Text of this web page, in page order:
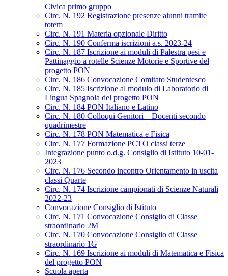
Civica primo gruppo
Circ. N. 192 Registrazione presenze alunni tramite
totem
Circ. N. 191 Materia opzionale Diritto
Circ. N. 190 Conferma iscrizioni a.s. 2023-24
Circ. N. 187 Iscrizione ai moduli di Palestra pesi e
Pattinaggio a rotelle Scienze Motorie e Sportive del
progetto PON
Circ. N. 186 Convocazione Comitato Studentesco
Circ. N. 185 Iscrizione al modulo di Laboratorio di
Lingua Spagnola del progetto PON
Circ. N. 184 PON Italiano e Latino
Circ. N. 180 Colloqui Genitori – Docenti secondo
quadrimestre
Circ. N. 178 PON Matematica e Fisica
Circ. N. 177 Formazione PCTO classi terze
Integrazione punto o.d.g. Consiglio di Istituto 10-01-
2023
Circ. N. 176 Secondo incontro Orientamento in uscita
classi Quarte
Circ. N. 174 Iscrizione campionati di Scienze Naturali
2022-23
Convocazione Consiglio di Istituto
Circ. N. 171 Convocazione Consiglio di Classe
straordinario 2M
Circ. N. 170 Convocazione Consiglio di Classe
straordinario 1G
Circ. N. 169 Iscrizione ai moduli di Matematica e Fisica
del progetto PON
Scuola aperta